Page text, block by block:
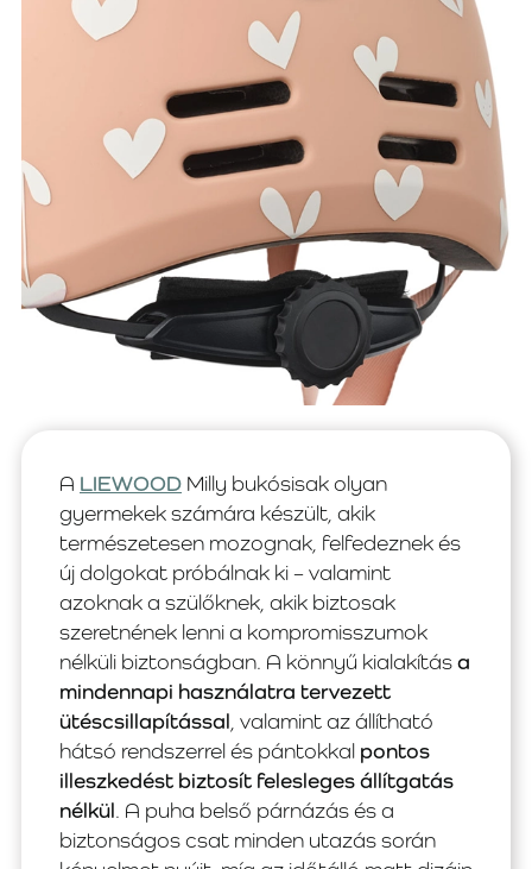
A LIEWOOD Milly bukósisak olyan
gyermekek számára készült, akik
természetesen mozognak, felfedeznek és
új dolgokat próbálnak ki – valamint
azoknak a szülőknek, akik biztosak
szeretnének lenni a kompromisszumok
nélküli biztonságban. A könnyű kialakítása
mindennapi használatra tervezett
ütéscsillapítással , valamint az állítható
hátsó rendszerrel és pántokkal pontos
illeszkedést biztosít felesleges állítgatás
nélkül. A puha belső párnázás és a
biztonságos csat minden utazás során